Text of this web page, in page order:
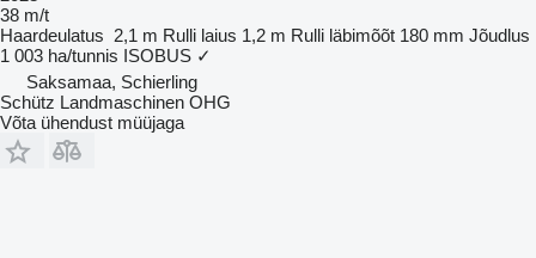
38 m/t
Haardeulatus 2,1 m Rulli laius 1,2 m Rulli läbimõõt 180 mm Jõudlus
1 003 ha/tunnis ISOBUS ✓
Saksamaa, Schierling
Schütz Landmaschinen OHG
Võta ühendust müüjaga